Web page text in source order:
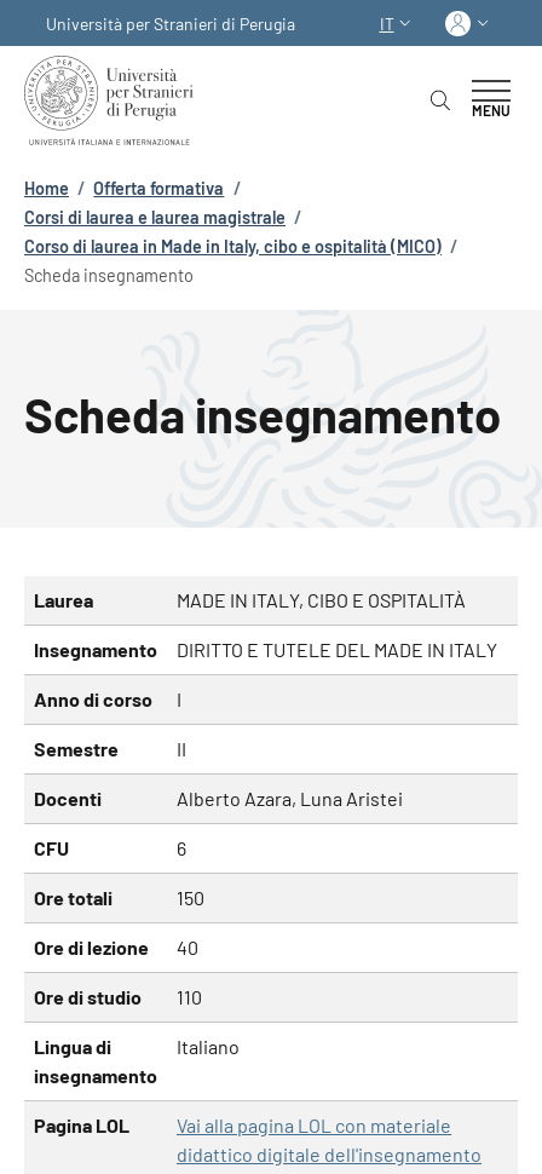
Università per Stranieri di Perugia
SELETTORE LINGUA:
IT
MENU
Briciole di pane
Home / Offerta formativa /
Corsi di laurea e laurea magistrale /
Corso di laurea in Made in Italy, cibo e ospitalità (MICO) /
Scheda insegnamento
Scheda insegnamento
Laurea MADE IN ITALY, CIBO E OSPITALITÀ
Insegnamento DIRITTO E TUTELE DEL MADE IN ITALY
Anno di corso I
Semestre II
Docenti Alberto Azara, Luna Aristei
CFU 6
Ore totali 150
Ore di lezione 40
Ore di studio 110
Lingua di
insegnamento
Italiano
Pagina LOL
Vai alla pagina LOL con materiale
didattico digitale dell'insegnamento